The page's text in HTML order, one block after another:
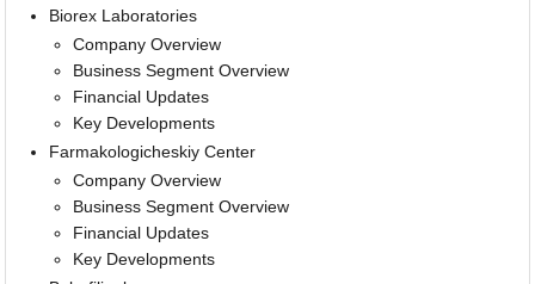
Biorex Laboratories
Company Overview
Business Segment Overview
Financial Updates
Key Developments
Farmakologicheskiy Center
Company Overview
Business Segment Overview
Financial Updates
Key Developments